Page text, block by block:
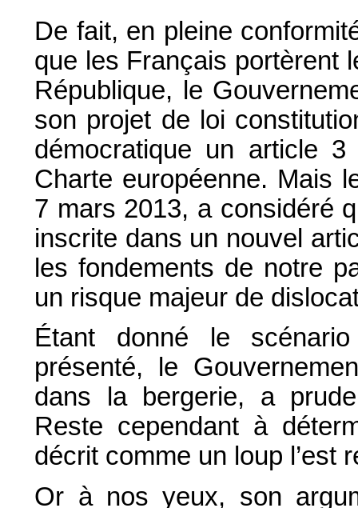
De fait, en pleine
que les Français portèrent
République, le
son projet de loi
démocratique un article
Charte européenne. Mais
7 mars 2013, a considéré
inscrite dans un nouvel
les fondements de notre
un risque majeur de
Étant donné le
présenté, le
dans la bergerie, a
Reste cependant à
décrit comme un loup l’est
Or à nos yeux, son